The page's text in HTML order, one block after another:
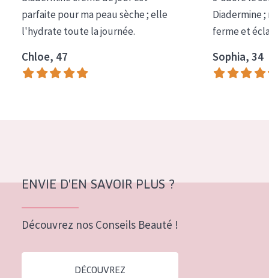
COLLECTION
Essentials
Lift+
Expert
Peau mixte ou grasse
Peau mature
Peau ménopausée
parfaite pour ma peau sèche ; elle
l'hydrate toute la journée.
Chloe, 47
Diadermine
ferme et
Sophia, 34
ENVIE D'EN SAVOIR PLUS ?
Découvrez nos Conseils Beauté !
DÉCOUVREZ